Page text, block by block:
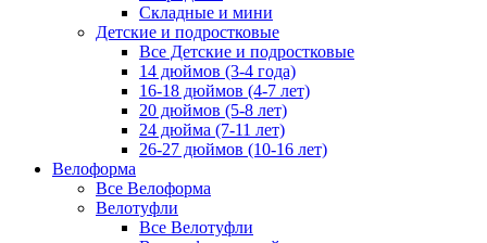
Складные и мини
Детские и подростковые
Все Детские и подростковые
14 дюймов (3-4 года)
16-18 дюймов (4-7 лет)
20 дюймов (5-8 лет)
24 дюйма (7-11 лет)
26-27 дюймов (10-16 лет)
Велоформа
Все Велоформа
Велотуфли
Все Велотуфли